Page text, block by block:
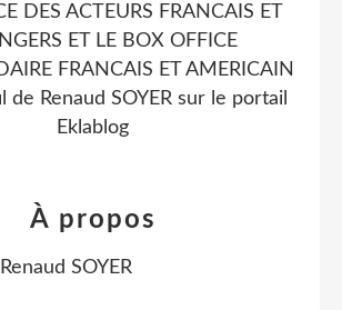
DES ACTEURS FRANCAIS ET
ET LE BOX OFFICE
FRANCAIS ET AMERICAIN
de Renaud SOYER sur le portail
Eklablog
À propos